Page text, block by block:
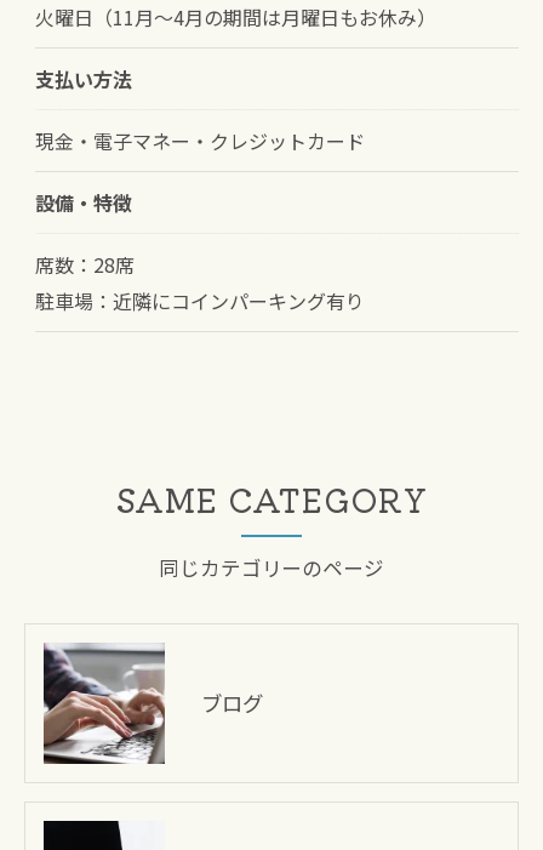
火曜日（11月〜4月の期間は月曜日もお休み）
支払い方法
現金・電子マネー・クレジットカード
設備・特徴
席数：28席
駐車場：近隣にコインパーキング有り
同じカテゴリーのページ
SAME CATEGORY
ブログ